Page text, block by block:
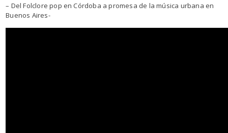
– Del Folclore pop en Córdoba a promesa de la música urbana en
Buenos Aires-